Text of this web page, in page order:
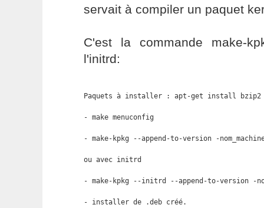
servait à compiler un paquet
C'est la commande make-
l'initrd:
Paquets à installer : apt-get install bzip2
- make menuconfig
- make-kpkg --append-to-version -
ou avec initrd
- make-kpkg --initrd --append-to-version -
- installer de .deb créé.